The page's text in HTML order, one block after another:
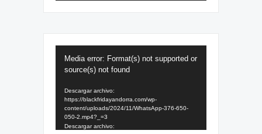
Media error: Format(s) not supported or
source(s) not found
Descargar archivo:
https://blackfridayandorra.com/wp-
content/uploads/2024/11/WhatsApp-376-650-
050-2.mp4?_=3
Descargar archivo: